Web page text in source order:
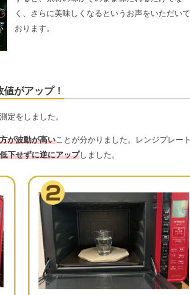
く、さらに美味しくなるというお声をいただいて
おります。
がアップ！
定をしました。
が波動が高いことが分かりました。レンジプレート
下せずに逆にアップしました。